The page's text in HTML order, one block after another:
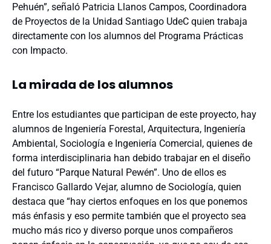
Pehuén”, señaló Patricia Llanos Campos, Coordinadora
de Proyectos de la Unidad Santiago UdeC quien trabaja
directamente con los alumnos del Programa Prácticas
con Impacto.
La mirada de los alumnos
Entre los estudiantes que participan de este proyecto, hay
alumnos de Ingeniería Forestal, Arquitectura, Ingeniería
Ambiental, Sociología e Ingeniería Comercial, quienes de
forma interdisciplinaria han debido trabajar en el diseño
del futuro “Parque Natural Pewén”. Uno de ellos es
Francisco Gallardo Vejar, alumno de Sociología, quien
destaca que “hay ciertos enfoques en los que ponemos
más énfasis y eso permite también que el proyecto sea
mucho más rico y diverso porque unos compañeros